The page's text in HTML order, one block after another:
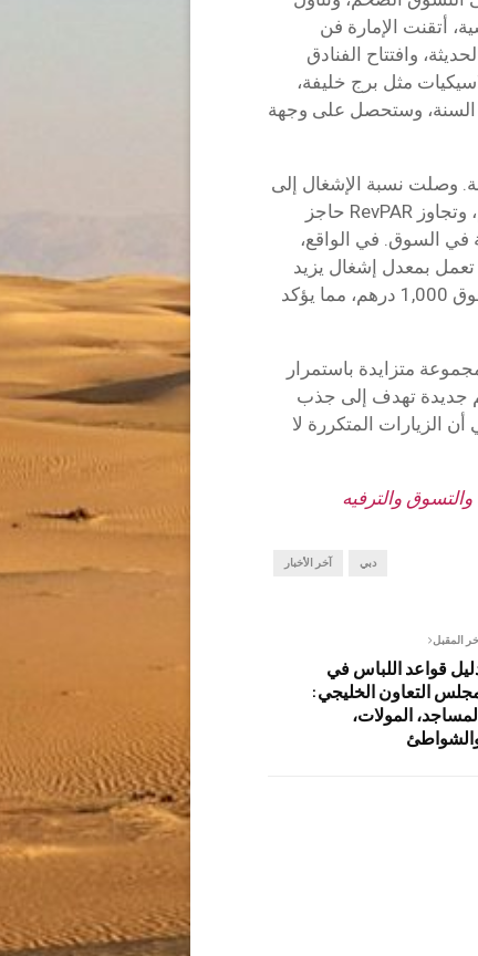
أتقنت الإمارة فن
وافتتاح الفنادق
مثل برج خليفة،
السنة، وستحصل على وجهة
وصلت نسبة الإشغال إلى
94.1٪، وارتفعت معدلات المتوسط إلى 2,286 درهم، وتجاوز RevPAR حاجز
في السوق. في الواقع،
كانت الفنادق تعمل بمعدل إشغال يزيد
عن 80٪ مع زيادة أسعار البيع في الفنادق باستمرار فوق 1,000 درهم، مما يؤكد
متزايدة باستمرار
جديدة تهدف إلى جذب
الزيارات المتكررة لا
والترفيه
آخر الأخبار دبي
آخر المقبل
قواعد اللباس في
التعاون الخليجي:
المولات،